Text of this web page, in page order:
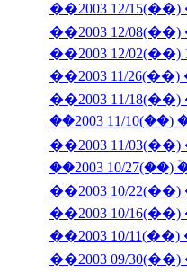
��2003 12/
��2003 11/
��2003 10/
��2003 10/